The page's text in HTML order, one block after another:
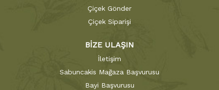
Çiçek Gönder
Çiçek Siparişi
BİZE ULAŞIN
İletişim
Sabuncakis Mağaza Başvurusu
Bayi Başvurusu